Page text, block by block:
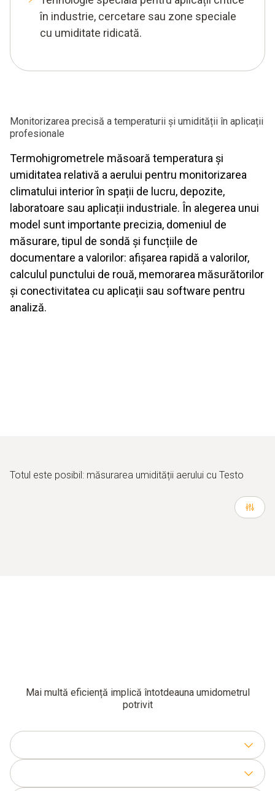
în industrie, cercetare sau zone speciale
cu umiditate ridicată.
Monitorizarea precisă a temperaturii și umidității în aplicații
profesionale
Termohigrometrele măsoară temperatura și
umiditatea relativă a aerului pentru monitorizarea
climatului interior în spații de lucru, depozite,
laboratoare sau aplicații industriale. În alegerea unui
model sunt importante precizia, domeniul de
măsurare, tipul de sondă și funcțiile de
documentare a valorilor: afișarea rapidă a valorilor,
calculul punctului de rouă, memorarea măsurătorilor
și conectivitatea cu aplicații sau software pentru
analiză.
Totul este posibil: măsurarea umidității aerului cu Testo
Mai multă eficiență implică întotdeauna umidometrul
potrivit